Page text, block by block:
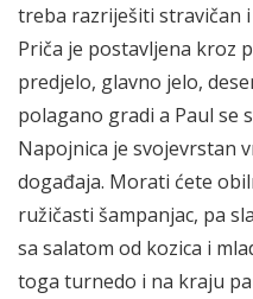
treba razriješiti stravičan
Priča je postavljena kroz
predjelo, glavno jelo,
polagano gradi a Paul se
Napojnica je svojevrstan
događaja. Morati ćete
ružičasti šampanjac, pa
sa salatom od kozica i
toga turnedo i na kraju